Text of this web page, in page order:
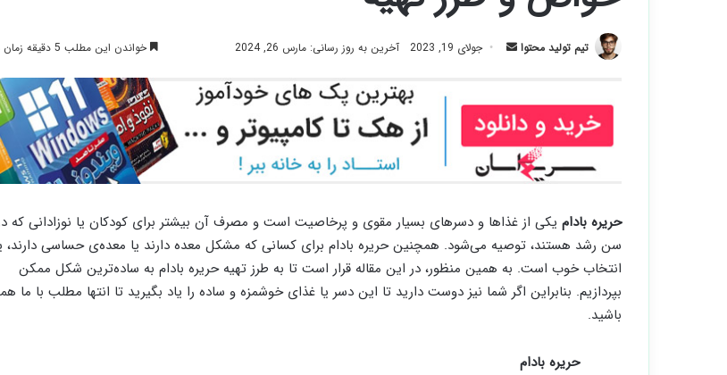
تیم تولید محتوا
ارسال جولای 19, 2023 آخرین به روز رسانی: مارس 26, 2024 خواندن این مطلب 5 دقیقه زمان میبرد
حریره بادام یکی از غذاها و دسرهای بسیار مقوی و پرخاصیت است و مصرف آن بیشتر برای کودکان یا نوزادانی که
سن رشد هستند، توصیه می‌شود. همچنین حریره بادام برای کسانی که مشکل معده دارند یا معده‌ی حساسی
انتخاب خوب است. به همین منظور، در این مقاله قرار است تا به طرز تهیه حریره بادام به ساده‌ترین شکل ممکن
بپردازیم. بنابراین اگر شما نیز دوست دارید تا این دسر یا غذای خوشمزه و ساده را یاد بگیرید تا انتها مطلب با ما
باشید.
حریره بادام